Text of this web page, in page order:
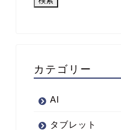
カテゴリー
AI
タブレット